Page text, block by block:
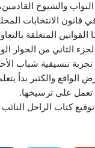
والشيوخ
قانون الانتخابات
المتعلقة
الثاني من الحوار
تجربة تنسيقية شباب
الواقع والكثير بدأ
تعمل على ترسيخها.
كتاب الراحل